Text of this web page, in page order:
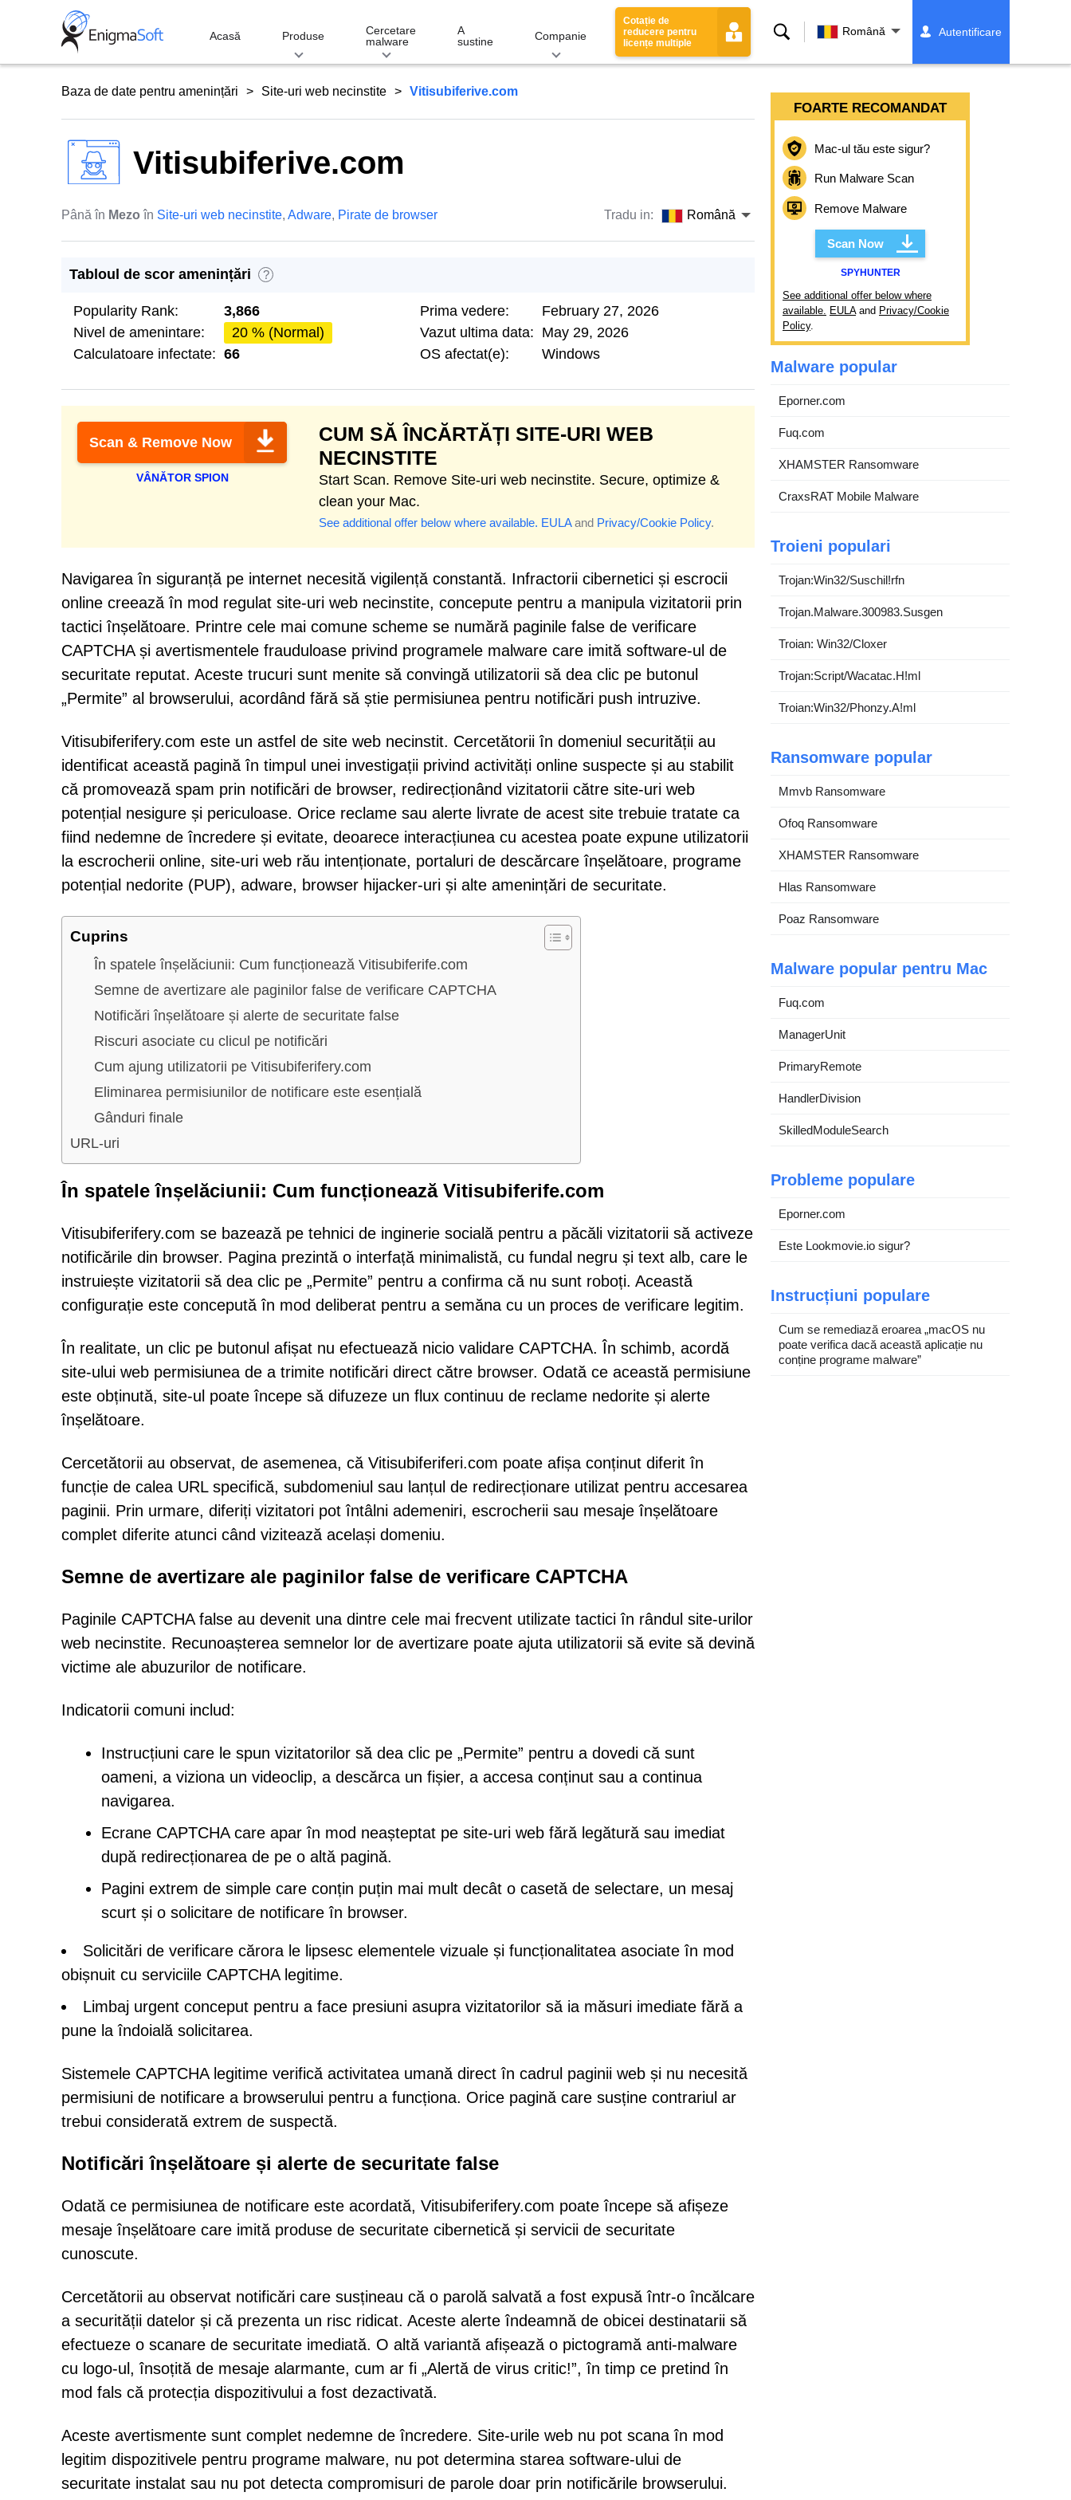
Acasă Produse
Cercetare
malware
A
sustine
Companie
Cotație de
reducere pentru
licențe multiple
Căutare Română Autentificare
Baza de date pentru amenințări Site-uri web necinstite Vitisubiferive.com
Vitisubiferive.com
Până în Mezo în Site-uri web necinstite, Adware, Pirate de browser Tradu in: Română
Tabloul de scor amenințări ?
Popularity Rank:
3,866
Nivel de amenintare:
20 % (Normal)
Calculatoare infectate: 66
Prima vedere:
February 27, 2026
Vazut ultima data: May 29, 2026
OS afectat(e):
Windows
Scan & Remove Now
VÂNĂTOR SPION
CUM SĂ ÎNCĂRTĂȚI SITE-URI WEB
NECINSTITE
Start Scan. Remove Site-uri web necinstite. Secure, optimize &
clean your Mac.
See additional offer below where available. EULAand Privacy/Cookie Policy.
Navigarea în siguranță pe internet necesită vigilență constantă. Infractorii cibernetici și escrocii
online creează în mod regulat site-uri web necinstite, concepute pentru a manipula vizitatorii prin
tactici înșelătoare. Printre cele mai comune scheme se numără paginile false de verificare
CAPTCHA și avertismentele frauduloase privind programele malware care imită software-ul de
securitate reputat. Aceste trucuri sunt menite să convingă utilizatorii să dea clic pe butonul
„Permite” al browserului, acordând fără să știe permisiunea pentru notificări push intruzive.
Vitisubiferifery.com este un astfel de site web necinstit. Cercetătorii în domeniul securității au
identificat această pagină în timpul unei investigații privind activități online suspecte și au stabilit
că promovează spam prin notificări de browser, redirecționând vizitatorii către site-uri web
potențial nesigure și periculoase. Orice reclame sau alerte livrate de acest site trebuie tratate ca
fiind nedemne de încredere și evitate, deoarece interacțiunea cu acestea poate expune utilizatorii
la escrocherii online, site-uri web rău intenționate, portaluri de descărcare înșelătoare, programe
potențial nedorite (PUP), adware, browser hijacker-uri și alte amenințări de securitate.
Cuprins
În spatele înșelăciunii: Cum funcționează Vitisubiferife.com
Semne de avertizare ale paginilor false de verificare CAPTCHA
Notificări înșelătoare și alerte de securitate false
Riscuri asociate cu clicul pe notificări
Cum ajung utilizatorii pe Vitisubiferifery.com
Eliminarea permisiunilor de notificare este esențială
Gânduri finale
URL-uri
În spatele înșelăciunii: Cum funcționează Vitisubiferife.com
Vitisubiferifery.com se bazează pe tehnici de inginerie socială pentru a păcăli vizitatorii să activeze
notificările din browser. Pagina prezintă o interfață minimalistă, cu fundal negru și text alb, care le
instruiește vizitatorii să dea clic pe „Permite” pentru a confirma că nu sunt roboți. Această
configurație este concepută în mod deliberat pentru a semăna cu un proces de verificare legitim.
În realitate, un clic pe butonul afișat nu efectuează nicio validare CAPTCHA. În schimb, acordă
site-ului web permisiunea de a trimite notificări direct către browser. Odată ce această permisiune
este obținută, site-ul poate începe să difuzeze un flux continuu de reclame nedorite și alerte
înșelătoare.
Cercetătorii au observat, de asemenea, că Vitisubiferiferi.com poate afișa conținut diferit în
funcție de calea URL specifică, subdomeniul sau lanțul de redirecționare utilizat pentru accesarea
paginii. Prin urmare, diferiți vizitatori pot întâlni ademeniri, escrocherii sau mesaje înșelătoare
complet diferite atunci când vizitează același domeniu.
Semne de avertizare ale paginilor false de verificare CAPTCHA
Paginile CAPTCHA false au devenit una dintre cele mai frecvent utilizate tactici în rândul site-urilor
web necinstite. Recunoașterea semnelor lor de avertizare poate ajuta utilizatorii să evite să devină
victime ale abuzurilor de notificare.
Indicatorii comuni includ:
Instrucțiuni care le spun vizitatorilor să dea clic pe „Permite” pentru a dovedi că sunt
oameni, a viziona un videoclip, a descărca un fișier, a accesa conținut sau a continua
navigarea.
Ecrane CAPTCHA care apar în mod neașteptat pe site-uri web fără legătură sau imediat
după redirecționarea de pe o altă pagină.
Pagini extrem de simple care conțin puțin mai mult decât o casetă de selectare, un mesaj
scurt și o solicitare de notificare în browser.
Solicitări de verificare cărora le lipsesc elementele vizuale și funcționalitatea asociate în mod
obișnuit cu serviciile CAPTCHA legitime.
Limbaj urgent conceput pentru a face presiuni asupra vizitatorilor să ia măsuri imediate fără a
pune la îndoială solicitarea.
Sistemele CAPTCHA legitime verifică activitatea umană direct în cadrul paginii web și nu necesită
permisiuni de notificare a browserului pentru a funcționa. Orice pagină care susține contrariul ar
trebui considerată extrem de suspectă.
Notificări înșelătoare și alerte de securitate false
Odată ce permisiunea de notificare este acordată, Vitisubiferifery.com poate începe să afișeze
mesaje înșelătoare care imită produse de securitate cibernetică și servicii de securitate
cunoscute.
Cercetătorii au observat notificări care susțineau că o parolă salvată a fost expusă într-o încălcare
a securității datelor și că prezenta un risc ridicat. Aceste alerte îndeamnă de obicei destinatarii să
efectueze o scanare de securitate imediată. O altă variantă afișează o pictogramă anti-malware
cu logo-ul, însoțită de mesaje alarmante, cum ar fi „Alertă de virus critic!”, în timp ce pretind în
mod fals că protecția dispozitivului a fost dezactivată.
Aceste avertismente sunt complet nedemne de încredere. Site-urile web nu pot scana în mod
legitim dispozitivele pentru programe malware, nu pot determina starea software-ului de
securitate instalat sau nu pot detecta compromisuri de parole doar prin notificările browserului.
FOARTE RECOMANDAT
Mac-ul tău este sigur?
Run Malware Scan
Remove Malware
Scan Now
SPYHUNTER
See additional offer below where
available. EULAand Privacy/Cookie
Policy.
Malware popular
Eporner.com
Fuq.com
XHAMSTER Ransomware
CraxsRAT Mobile Malware
Troieni populari
Trojan:Win32/Suschil!rfn
Trojan.Malware.300983.Susgen
Troian: Win32/Cloxer
Trojan:Script/Wacatac.H!ml
Troian:Win32/Phonzy.A!ml
Ransomware popular
Mmvb Ransomware
Ofoq Ransomware
XHAMSTER Ransomware
Hlas Ransomware
Poaz Ransomware
Malware popular pentru Mac
Fuq.com
ManagerUnit
PrimaryRemote
HandlerDivision
SkilledModuleSearch
Probleme populare
Eporner.com
Este Lookmovie.io sigur?
Instrucțiuni populare
Cum se remediază eroarea „macOS nu
poate verifica dacă această aplicație nu
conține programe malware”